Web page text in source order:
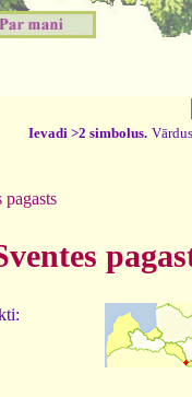
Ievadi >2 simbolus.
pagasts